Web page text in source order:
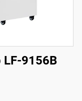
LF-9156B